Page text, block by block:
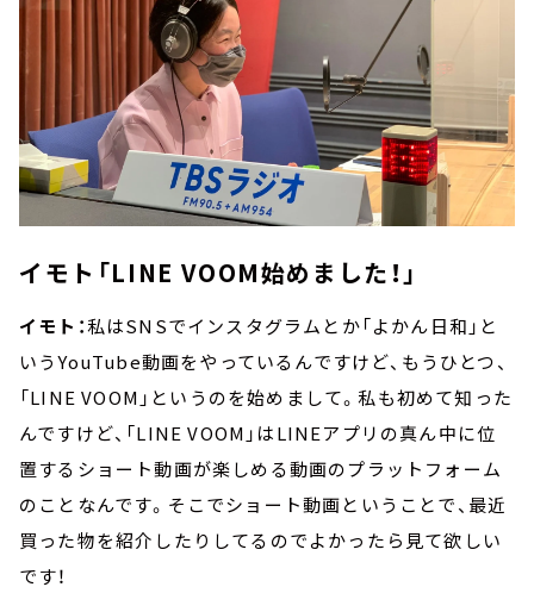
イモト「LINE VOOM始めました！」
イモト：私はSNSでインスタグラムとか「よかん日和」と
いうYouTube動画をやっているんですけど、もうひとつ、
「LINE VOOM」というのを始めまして。私も初めて知った
んですけど、「LINE VOOM」はLINEアプリの真ん中に位
置するショート動画が楽しめる動画のプラットフォーム
のことなんです。そこでショート動画ということで、最近
買った物を紹介したりしてるのでよかったら見て欲しい
です！